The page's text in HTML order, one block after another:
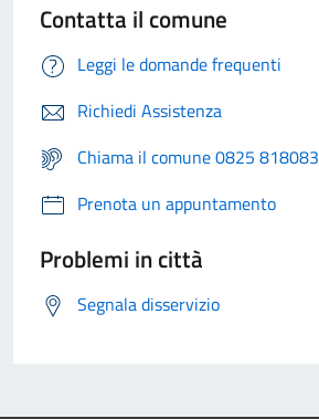
Contatta il comune
Leggi le domande frequenti
Richiedi Assistenza
Chiama il comune 0825 818083
Prenota un appuntamento
Problemi in città
Segnala disservizio